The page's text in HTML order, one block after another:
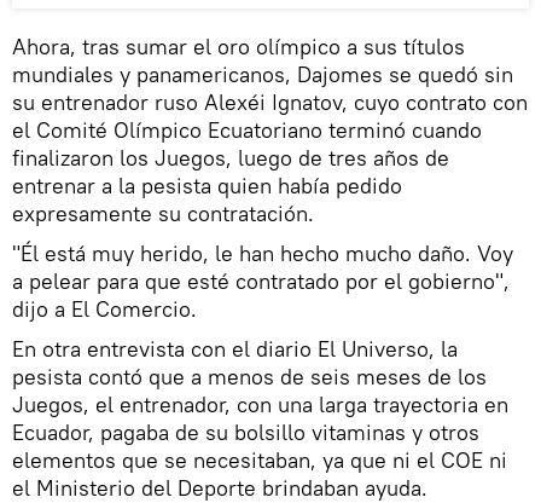
Ahora, tras sumar el oro olímpico a sus títulos
mundiales y panamericanos, Dajomes se quedó sin
su entrenador ruso Alexéi Ignatov, cuyo contrato con
el Comité Olímpico Ecuatoriano terminó cuando
finalizaron los Juegos, luego de tres años de
entrenar a la pesista quien había pedido
expresamente su contratación.
"Él está muy herido, le han hecho mucho daño. Voy
a pelear para que esté contratado por el gobierno",
dijo a El Comercio.
En otra entrevista con el diario El Universo, la
pesista contó que a menos de seis meses de los
Juegos, el entrenador, con una larga trayectoria en
Ecuador, pagaba de su bolsillo vitaminas y otros
elementos que se necesitaban, ya que ni el COE ni
el Ministerio del Deporte brindaban ayuda.